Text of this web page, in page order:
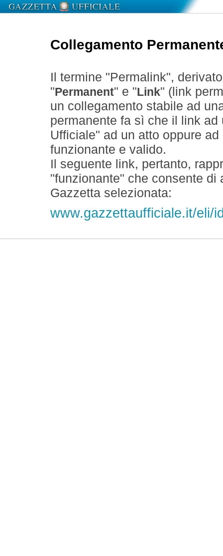
Collegamento
Il termine "Permalink",
" Permanent" e " Link" (link
un collegamento stabile ad
permanente fa sì che il link
Ufficiale" ad un atto oppure
funzionante e valido.
Il seguente link, pertanto,
"funzionante" che consente
Gazzetta selezionata:
www.gazzettaufficiale.it/eli/